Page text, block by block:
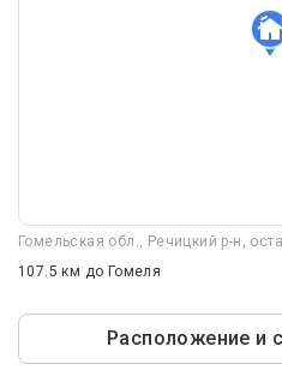
Гомельская обл., Речицкий р-н,
107.5 км до Гомеля
Расположение и